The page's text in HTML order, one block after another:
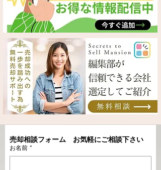
売却相談フォーム　お気軽にご相談下さい
お名前 *